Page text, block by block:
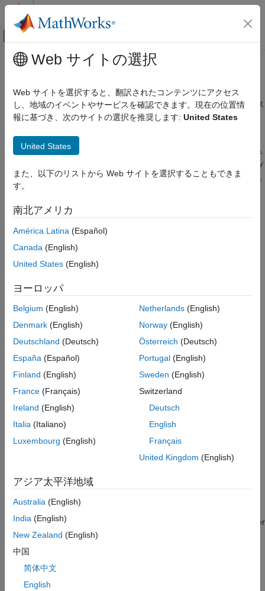
コンテンツへスキップ
オフキャンバス ナビゲーション メ
ドキュメンテーションのホーム
Simscape Fluids
Simscape Fluids 入門
モデル化の基礎とプロセス
適用例
Fluid Network Interfaces ライブラリ
Isothermal Liquid ライブラリ
Gas ライブラリ
Moist Air ライブラリ
メインコンテンツ
モデル化の基礎とプロセス
流体システムのモデル化手法、制約、およびベスト プラクティス
Simscape™ Fluids™は、物理システムを、割り当てられた流体
交換器、気体熱液体アクチュエータなど) をもつネットワークと
してモデル化します。各コンポーネントには、その端子で測定で
きるスルー変数とアクロス変数がそれぞれ 1 つ以上あります。ブ
ロック変数の詳細については、 物理ネットワークのモデル化の基
本原則
細については、
い。
モデル化の基礎
How the Solver Calculates Simscape Fluids Block
How theSimscape Fluids
冷凍サイクルのモデル化
閉ループ冷凍サイクルのモデルに関する考慮事項。
Numerical smoothing applied to block variables for increased
simulation robustness.
Considerations for modeling fluid power.
検証、妥当性確認、最適化
Validating Flow Response with the Simulation Data
Workflow example of validating a Simscape Fluids model.
Perform Parameter Estimation on a Heat Exchanger
UseSimulink
to optimize heat exchanger
performance with parameter estimation.
Simscape Fluids のリアルタイム シミュ
レーション
Web サイトの選択
Web サイトを選択すると、翻訳されたコンテンツにアクセス
し、地域のイベントやサービスを確認できます。現在の位置情
報に基づき、次のサイトの選択を推奨します: United States
United States
また、以下のリストから Web サイトを選択することもできま
す。
南北アメリカ
América Latina (Español)
Canada (English)
United States (English)
ヨーロッパ
Belgium (English)
Denmark (English)
Deutschland (Deutsch)
España (Español)
Finland (English)
France (Français)
Ireland (English)
Italia (Italiano)
Luxembourg (English)
Netherlands(English)
Norway(English)
Österreich (Deutsch)
Portugal(English)
Sweden (English)
Switzerland
Deutsch
English
Français
United Kingdom (English)
アジア太平洋地域
Australia (English)
India (English)
New Zealand (English)
中国
简体中文
English